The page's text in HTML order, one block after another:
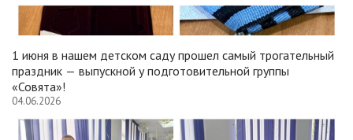
1 июня в нашем детском саду прошел самый трогательный
праздник — выпускной у подготовительной группы
«Совята»!
04.06.2026